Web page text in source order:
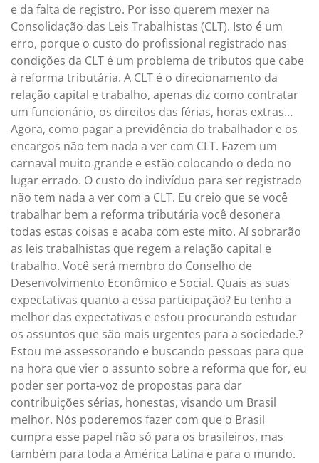
e da falta de registro. Por isso querem mexer na
Consolidação das Leis Trabalhistas (CLT). Isto é um
erro, porque o custo do profissional registrado nas
condições da CLT é um problema de tributos que cabe
à reforma tributária. A CLT é o direcionamento da
relação capital e trabalho, apenas diz como contratar
um funcionário, os direitos das férias, horas extras…
Agora, como pagar a previdência do trabalhador e os
encargos não tem nada a ver com CLT. Fazem um
carnaval muito grande e estão colocando o dedo no
lugar errado. O custo do indivíduo para ser registrado
não tem nada a ver com a CLT. Eu creio que se você
trabalhar bem a reforma tributária você desonera
todas estas coisas e acaba com este mito. Aí sobrarão
as leis trabalhistas que regem a relação capital e
trabalho. Você será membro do Conselho de
Desenvolvimento Econômico e Social. Quais as suas
expectativas quanto a essa participação? Eu tenho a
melhor das expectativas e estou procurando estudar
os assuntos que são mais urgentes para a sociedade.?
Estou me assessorando e buscando pessoas para que
na hora que vier o assunto sobre a reforma que for, eu
poder ser porta-voz de propostas para dar
contribuições sérias, honestas, visando um Brasil
melhor. Nós poderemos fazer com que o Brasil
cumpra esse papel não só para os brasileiros, mas
também para toda a América Latina e para o mundo.